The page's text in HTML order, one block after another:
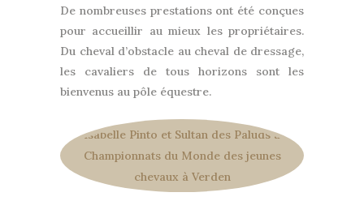
De nombreuses prestations ont été conçues
pour accueillir au mieux les propriétaires.
Du cheval d’obstacle au cheval de dressage,
les cavaliers de tous horizons sont les
bienvenus au pôle équestre.